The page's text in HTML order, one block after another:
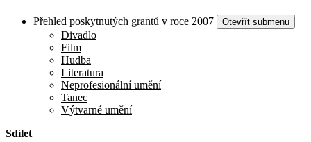
Přehled poskytnutých grantů v roce 2007 Otevřít submenu
Divadlo
Film
Hudba
Literatura
Neprofesionální umění
Tanec
Výtvarné umění
Sdílet